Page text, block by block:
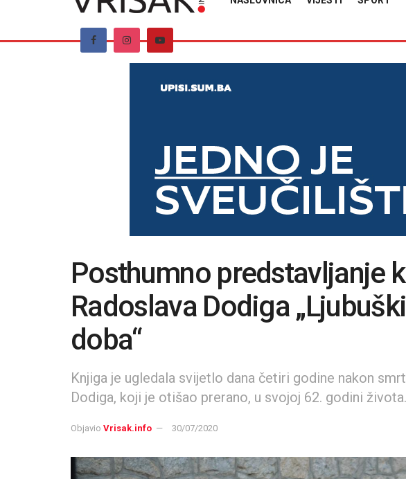
Posthumno predstavljanje
Radoslava Dodiga
doba“
Knjiga je ugledala svijetlo dana četiri godine nakon
Dodiga, koji je otišao prerano, u svojoj 62. godini života.
Objavio Vrisak.info 30/07/2020